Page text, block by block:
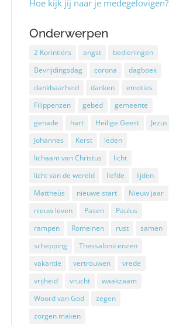
Hoe kijk jij naar je medegelovigen?
Onderwerpen
2 Korintiërs angst
bedieningen
Bevrijdingsdag
corona
dagboek
dankbaarheid
danken
emoties
Filippenzen
gebed
gemeente
genade
hart Heilige Geest
Jezus
Johannes
Kerst
leden
lichaam van Christus
licht
licht van de wereld
liefde
lijden
Mattheüs
nieuwe start
Nieuw jaar
nieuw leven
Pasen
Paulus
rampen
Romeinen rust
samen
schepping
Thessalonicenzen
vakantie
vertrouwen
vrede
vrijheid
vrucht
waakzaam
Woord van God
zegen
zorgen maken